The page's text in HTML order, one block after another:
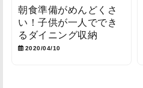
朝食準備がめんどくさ
い！子供が一人ででき
るダイニング収納
2020/04/10